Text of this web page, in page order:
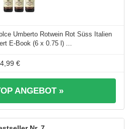
Umberto Rotwein Rot Süss Italien
E-Book (6 x 0.75 l) ...
€
ANGEBOT »